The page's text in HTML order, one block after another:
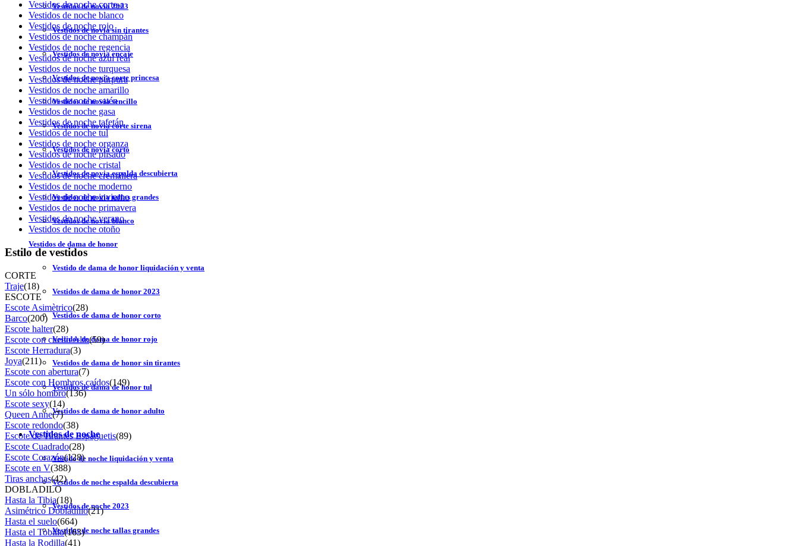
Vestidos de novia 2023
Vestidos de novia sin tirantes
Vestidos de novia encaje
Vestidos de novia corte princesa
Vestidos de novia sencillo
Vestidos de novia corte sirena
Vestidos de novia corto
Vestidos de novia espalda descubierta
Vestidos de novia tallas grandes
Vestidos de novia blanco
Vestidos de dama de honor
Vestido de dama de honor liquidación y venta
Vestidos de dama de honor 2023
Vestidos de dama de honor corto
Vestidos de dama de honor rojo
Vestidos de dama de honor sin tirantes
Vestidos de dama de honor tul
Vestidos de dama de honor adulto
Vestidos de noche
Vestido de noche liquidación y venta
Vestidos de noche espalda descubierta
Vestidos de noche 2023
Vestidos de noche tallas grandes
Vestidos de noche corte-a
Vestidos de noche blanco
Vestidos de noche rojo
Vestidos de noche champán
Vestidos de noche regencia
Vestidos de noche azul real
Vestidos de noche turquesa
Vestidos de noche púrpura
Vestidos de noche amarillo
Vestidos de noche satén
Vestidos de noche gasa
Vestidos de noche tafetán
Vestidos de noche tul
Vestidos de noche organza
Vestidos de noche plisado
Vestidos de noche cristal
Vestidos de noche cremallera
Vestidos de noche moderno
Vestidos de noche invierno
Vestidos de noche primavera
Vestidos de noche verano
Vestidos de noche otoño
Estilo de vestidos
CORTE
Traje(18)
ESCOTE
Escote Asimètrico(28)
Barco(200)
Escote halter(28)
Escote con cuello Alto(59)
Escote Herradura(3)
Joya(211)
Escote con abertura(7)
Escote con Hombros caídos(149)
Un sólo hombro(136)
Escote sexy(14)
Queen Anne(7)
Escote redondo(38)
Escote de Tirantes Espaguetis(89)
Escote Cuadrado(28)
Escote Corazón(128)
Escote en V(388)
Tiras anchas(42)
DOBLADILO
Hasta la Tibia(18)
Asimétrico Dobladillo(21)
Hasta el suelo(664)
Hasta el Tobillo(163)
Hasta la Rodilla(41)